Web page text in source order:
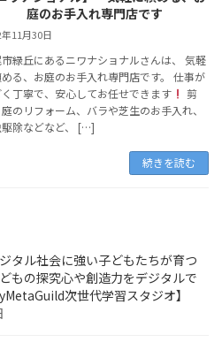
庭のお手入れ専門店です
11月30日
市緑丘にあるニワナショナルさんは、 気軽
る、お庭のお手入れ専門店です。 仕事が
丁寧で、安心してお任せできます
剪
のリフォーム、バラや芝生のお手入れ、
除などなど、 […]
続きを読む
ジタル社会に強い子どもたちが育つ
もの探究心や創造力をデジタルで
次世代学習スタジオ】